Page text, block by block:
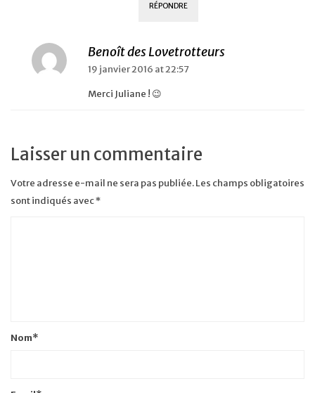
RÉPONDRE
Benoît des Lovetrotteurs
19 janvier 2016 at 22:57
Merci Juliane ! 😉
Laisser un commentaire
Votre adresse e-mail ne sera pas publiée.Les champs obligatoires
sont indiqués avec*
Nom*